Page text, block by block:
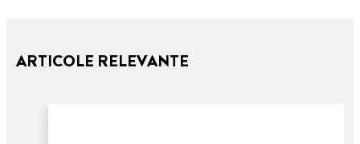
ARTICOLE RELEVANTE